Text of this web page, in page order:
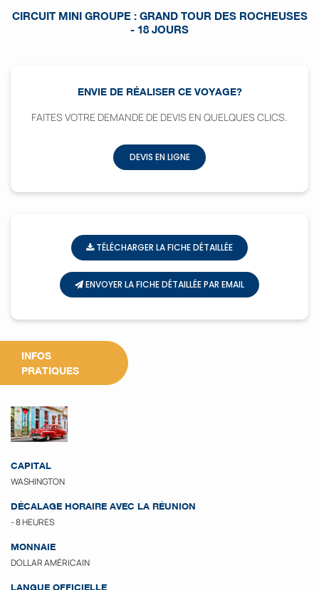
CIRCUIT MINI GROUPE : GRAND TOUR DES ROCHEUSES
- 18 JOURS
ENVIE DE RÉALISER CE VOYAGE?
FAITES VOTRE DEMANDE DE DEVIS EN QUELQUES CLICS.
DEVIS EN LIGNE
TÉLÉCHARGER LA FICHE DÉTAILLÉE
ENVOYER LA FICHE DÉTAILLÉE PAR EMAIL
INFOS
PRATIQUES
CAPITAL
WASHINGTON
DÉCALAGE HORAIRE AVEC LA RÉUNION
- 8 HEURES
MONNAIE
DOLLAR AMÉRICAIN
LANGUE OFFICIELLE